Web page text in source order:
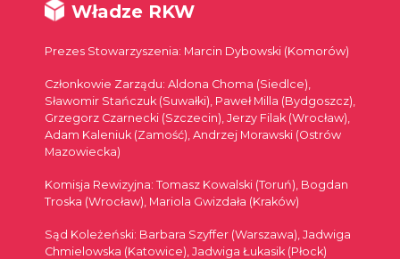
Władze RKW
Prezes Stowarzyszenia: Marcin Dybowski (Komorów)
Członkowie Zarządu: Aldona Choma (Siedlce),
Sławomir Stańczuk (Suwałki), Paweł Milla (Bydgoszcz),
Grzegorz Czarnecki (Szczecin), Jerzy Filak (Wrocław),
Adam Kaleniuk (Zamość), Andrzej Morawski (Ostrów
Mazowiecka)
Komisja Rewizyjna: Tomasz Kowalski (Toruń), Bogdan
Troska (Wrocław), Mariola Gwizdała (Kraków)
Sąd Koleżeński: Barbara Szyffer (Warszawa), Jadwiga
Chmielowska (Katowice), Jadwiga Łukasik (Płock)